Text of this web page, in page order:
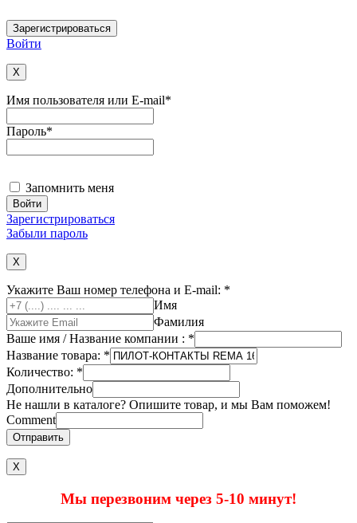
Войти
X
Имя пользователя или E-mail*
Пароль*
Запомнить меня
Зарегистрироваться
Забыли пароль
X
Укажите Ваш номер телефона и E-mail: *
Имя
Фамилия
Ваше имя / Название компании : *
Название товара: *
Количество: *
Дополнительно
Не нашли в каталоге? Опишите товар, и мы Вам поможем!
Comment
Отправить
Х
Мы перезвоним через 5-10 минут!